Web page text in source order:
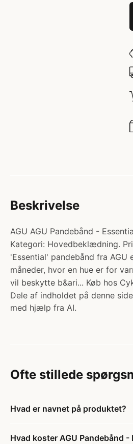
Beskrivelse
AGU AGU Pandebånd -
Kategori: Hovedbeklædning.
'Essential' pandebånd fra
måneder, hvor en hue er for
vil beskytte b&ari... Køb hos
Dele af indholdet på denne
med hjælp fra AI.
Ofte stillede
Hvad er navnet på produktet?
Hvad koster AGU Pandebånd